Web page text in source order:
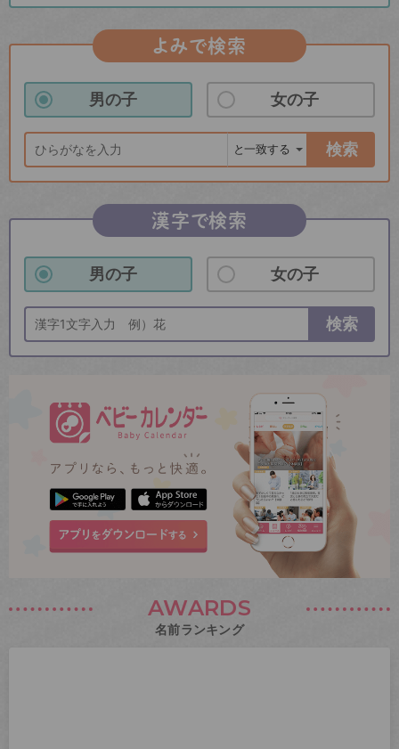
よみで検索
男の子 女の子
検索
漢字で検索
男の子 女の子
検索
AWARDS
名前ランキング